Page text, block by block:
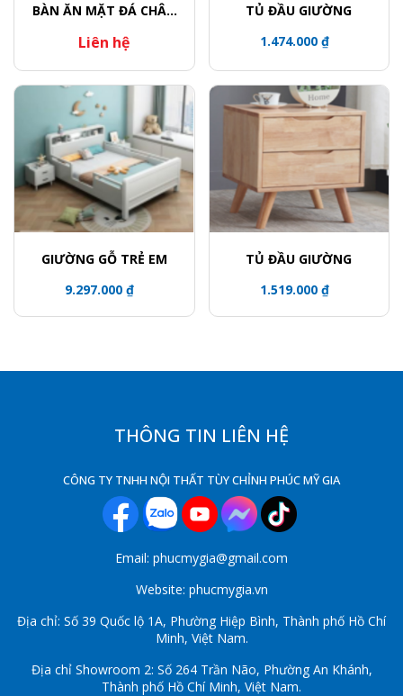
BÀN ĂN MẶT ĐÁ CHÂN
Liên hệ
TỦ ĐẦU GIƯỜNG
1.474.000 ₫
GIƯỜNG GỖ TRẺ EM
9.297.000 ₫
TỦ ĐẦU GIƯỜNG
1.519.000 ₫
THÔNG TIN LIÊN HỆ
CÔNG TY TNHH NỘI THẤT TÙY CHỈNH PHÚC MỸ GIA
Email: phucmygia@gmail.com
Website: phucmygia.vn
Địa chỉ: Số 39 Quốc lộ 1A, Phường Hiệp Bình, Thành phố Hồ Chí
Minh, Việt Nam.
Địa chỉ Showroom 2: Số 264 Trần Não, Phường An Khánh,
Thành phố Hồ Chí Minh, Việt Nam.